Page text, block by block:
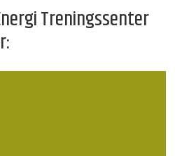
Treningssenter